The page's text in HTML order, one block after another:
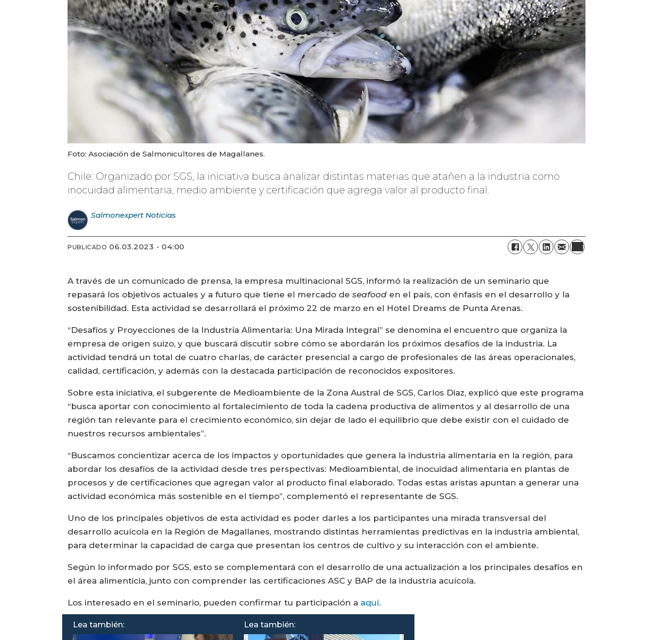
Foto: Asociación de Salmonicultores de Magallanes.
Chile: Organizado por SGS, la iniciativa busca analizar distintas materias que atañen a la industria como
inocuidad alimentaria, medio ambiente y certificación que agrega valor al producto final.
Salmonexpert Noticias
PUBLICADO 06.03.2023 - 04:00
A través de un comunicado de prensa, la empresa multinacional SGS, informó la realización de un seminario que
repasará los objetivos actuales y a futuro que tiene el mercado deseafood en el país, con énfasis en el desarrollo y la
sostenibilidad. Esta actividad se desarrollará el próximo 22 de marzo en el Hotel Dreams de Punta Arenas.
“Desafíos y Proyecciones de la Industria Alimentaria: Una Mirada Integral” se denomina el encuentro que organiza la
empresa de origen suizo, y que buscará discutir sobre cómo se abordarán los próximos desafíos de la industria. La
actividad tendrá un total de cuatro charlas, de carácter presencial a cargo de profesionales de las áreas operacionales,
calidad, certificación, y además con la destacada participación de reconocidos expositores.
Sobre esta iniciativa, el subgerente de Medioambiente de la Zona Austral de SGS, Carlos Diaz, explicó que este programa
“busca aportar con conocimiento al fortalecimiento de toda la cadena productiva de alimentos y al desarrollo de una
región tan relevante para el crecimiento económico, sin dejar de lado el equilibrio que debe existir con el cuidado de
nuestros recursos ambientales”.
“Buscamos concientizar acerca de los impactos y oportunidades que genera la industria alimentaria en la región, para
abordar los desafíos de la actividad desde tres perspectivas: Medioambiental, de inocuidad alimentaria en plantas de
procesos y de certificaciones que agregan valor al producto final elaborado. Todas estas aristas apuntan a generar una
actividad económica más sostenible en el tiempo”, complementó el representante de SGS.
Uno de los principales objetivos de esta actividad es poder darles a los participantes una mirada transversal del
desarrollo acuícola en la Región de Magallanes, mostrando distintas herramientas predictivas en la industria ambiental,
para determinar la capacidad de carga que presentan los centros de cultivo y su interacción con el ambiente.
Según lo informado por SGS, esto se complementará con el desarrollo de una actualización a los principales desafíos en
el área alimenticia, junto con comprender las certificaciones ASC y BAP de la industria acuícola.
Los interesado en el seminario, pueden confirmar tu participación a aquí.
Lea también: Lea también: